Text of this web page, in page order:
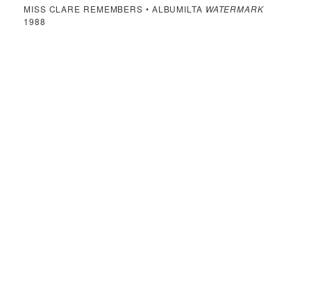
MISS CLARE REMEMBERS • ALBUMILTA WATERMARK
1988